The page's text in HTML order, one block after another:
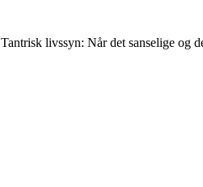
Tantrisk livssyn: Når det sanselige og